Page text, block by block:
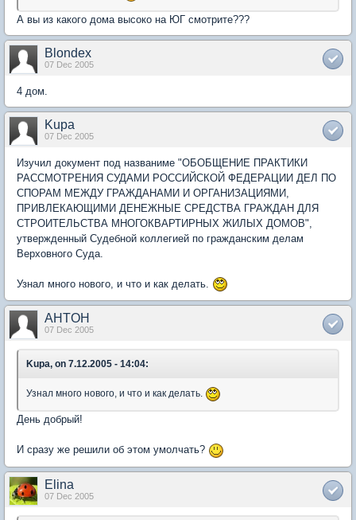
А вы из какого дома высоко на ЮГ смотрите???
Blondex
07 Dec 2005
4 дом.
Kupa
07 Dec 2005
Изучил документ под названиме "ОБОБЩЕНИЕ ПРАКТИКИ
РАССМОТРЕНИЯ СУДАМИ РОССИЙСКОЙ ФЕДЕРАЦИИ ДЕЛ ПО
СПОРАМ МЕЖДУ ГРАЖДАНАМИ И ОРГАНИЗАЦИЯМИ,
ПРИВЛЕКАЮЩИМИ ДЕНЕЖНЫЕ СРЕДСТВА ГРАЖДАН ДЛЯ
СТРОИТЕЛЬСТВА МНОГОКВАРТИРНЫХ ЖИЛЫХ ДОМОВ",
утвержденный Судебной коллегией по гражданским делам
Верховного Суда.
Узнал много нового, и что и как делать.
AHTOH
07 Dec 2005
Kupa, on 7.12.2005 - 14:04:
Узнал много нового, и что и как делать.
День добрый!
И сразу же решили об этом умолчать?
Elina
07 Dec 2005